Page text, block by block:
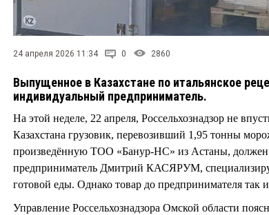
24 апреля 2026 11:34 0 2860
Выпущенное в Казахстане по итальянское
индивидуальный предприниматель.
На этой неделе, 22 апреля, Россельхознадзор не
Казахстана грузовик, перевозивший 1,95 тонны
произведённую ТОО «Банур-НС» из Астаны,
предприниматель Дмитрий КАСЯРУМ,
готовой еды. Однако товар до предпринимателя так
Управление Россельхознадзора Омской области